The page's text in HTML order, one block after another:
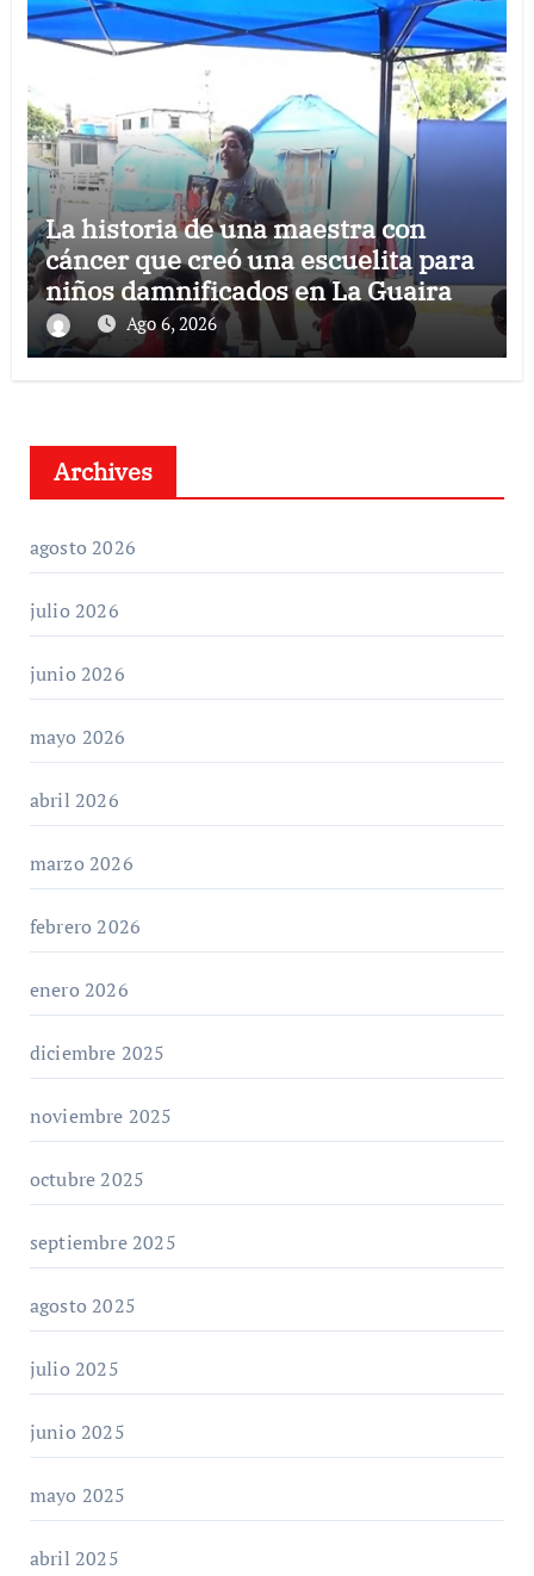
La historia de una maestra con
cáncer que creó una escuelita para
niños damnificados en La Guaira
Ago 6, 2026
Archives
agosto 2026
julio 2026
junio 2026
mayo 2026
abril 2026
marzo 2026
febrero 2026
enero 2026
diciembre 2025
noviembre 2025
octubre 2025
septiembre 2025
agosto 2025
julio 2025
junio 2025
mayo 2025
abril 2025